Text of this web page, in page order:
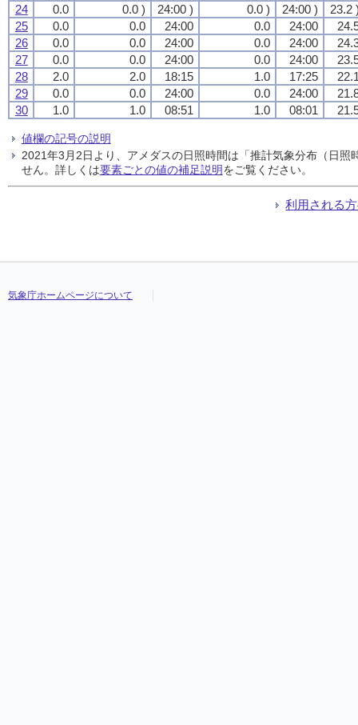
24
0.0 0.0 ) 24:00 ) 0.0 ) 24:00 )
23.2
25
0.0 0.0 24:00 0.0 24:00
26
0.0 0.0 24:00 0.0 24:00
27
0.0 0.0 24:00 0.0 24:00
28
2.0 2.0 18:15 1.0 17:25
29
0.0 0.0 24:00 0.0 24:00
30
1.0 1.0 08:51 1.0 08:01
値欄の記号の説明
2021年3月2日より、アメダスの日照時間は「推計気象分布（日
せん。詳しくは要素ごとの値の補足説明をご覧ください。
利用される
気象庁ホームページについて